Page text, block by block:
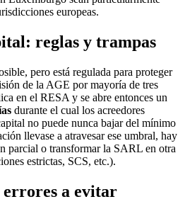
europeas.
reglas y trampas
pero está regulada para proteger
de la AGE por mayoría de tres
en el RESA y se abre entonces un
durante el cual los acreedores
no puede nunca bajar del mínimo
llevase a atravesar ese umbral, hay
parcial o transformar la SARL en otra
estrictas, SCS, etc.).
errores a evitar